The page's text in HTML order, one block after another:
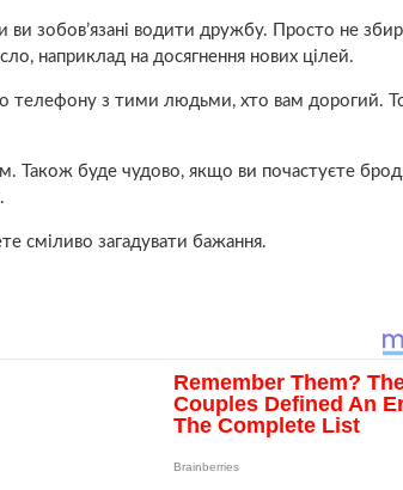
зобов’язані водити дружбу. Просто не
наприклад на досягнення нових цілей.
телефону з тими людьми, хто вам дорогий.
Також буде чудово, якщо ви почастуєте
сміливо загадувати бажання.